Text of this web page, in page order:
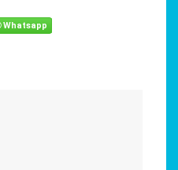
Whatsapp